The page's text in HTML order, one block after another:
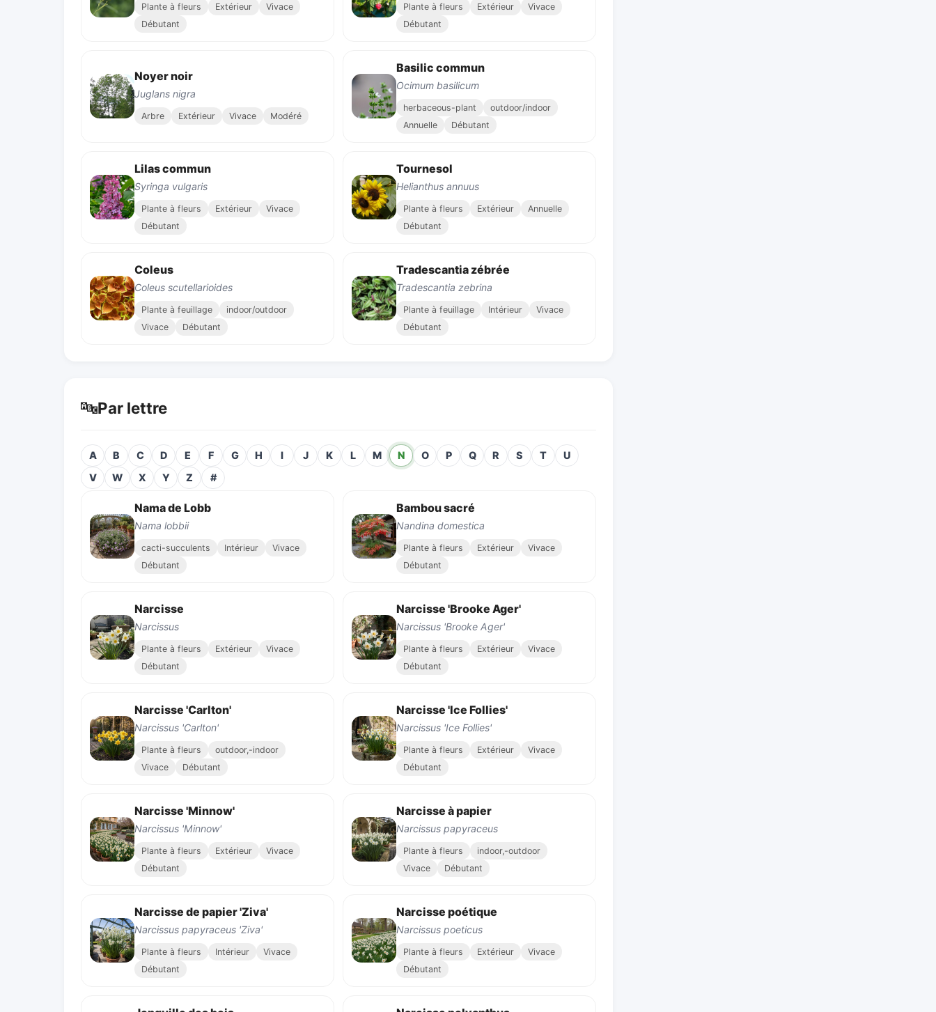
Plante à fleurs Extérieur
Vivace
Débutant
Plante à fleurs Extérieur
Vivace
Débutant
Noyer noir
Juglans nigra
Arbre Extérieur Vivace Modéré
Basilic commun
Ocimum basilicum
herbaceous-plant
outdoor/indoor
Annuelle
Débutant
Lilas commun
Syringa vulgaris
Plante à fleurs Extérieur
Vivace
Débutant
Tournesol
Helianthus annuus
Plante à fleurs Extérieur
Annuelle
Débutant
Coleus
Coleus scutellarioides
Plante à feuillage
indoor/outdoor
Vivace
Débutant
Tradescantia zébrée
Tradescantia zebrina
Plante à feuillage Intérieur
Vivace
Débutant
🔤Par lettre
A B C D E F G H I J K L M N O P Q R S T
U
V
W X Y Z #
Nama de Lobb
Nama lobbii
cacti-succulents Intérieur
Vivace
Débutant
Bambou sacré
Nandina domestica
Plante à fleurs Extérieur
Vivace
Débutant
Narcisse
Narcissus
Plante à fleurs Extérieur
Vivace
Débutant
Narcisse 'Brooke Ager'
Narcissus 'Brooke Ager'
Plante à fleurs Extérieur
Vivace
Débutant
Narcisse 'Carlton'
Narcissus 'Carlton'
Plante à fleurs
outdoor,-indoor
Vivace
Débutant
Narcisse 'Ice Follies'
Narcissus 'Ice Follies'
Plante à fleurs Extérieur
Vivace
Débutant
Narcisse 'Minnow'
Narcissus 'Minnow'
Plante à fleurs Extérieur
Vivace
Débutant
Narcisse à papier
Narcissus papyraceus
Plante à fleurs
indoor,-outdoor
Vivace
Débutant
Narcisse de papier 'Ziva'
Narcissus papyraceus 'Ziva'
Plante à fleurs Intérieur
Vivace
Débutant
Narcisse poétique
Narcissus poeticus
Plante à fleurs Extérieur
Vivace
Débutant